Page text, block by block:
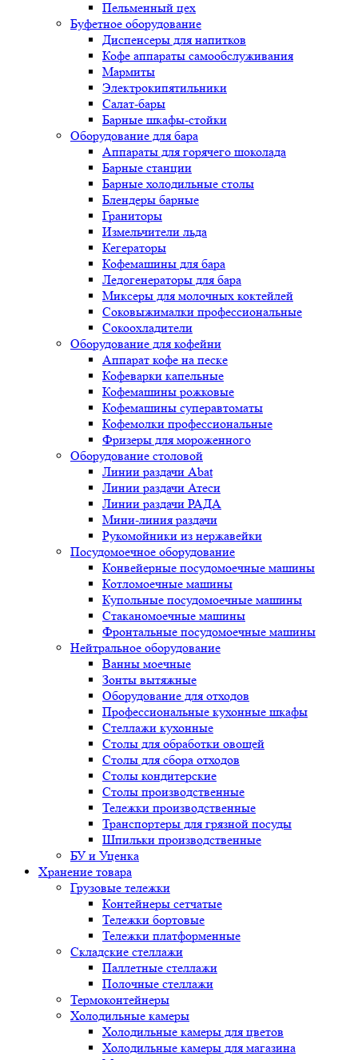
Пельменный цех
Буфетное оборудование
Диспенсеры для напитков
Кофе аппараты самообслуживания
Мармиты
Электрокипятильники
Cалат-бары
Барные шкафы-стойки
Оборудование для бара
Аппараты для горячего шоколада
Барные станции
Барные холодильные столы
Блендеры барные
Граниторы
Измельчители льда
Кегераторы
Кофемашины для бара
Ледогенераторы для бара
Миксеры для молочных коктейлей
Соковыжималки профессиональные
Сокоохладители
Оборудование для кофейни
Аппарат кофе на песке
Кофеварки капельные
Кофемашины рожковые
Кофемашины суперавтоматы
Кофемолки профессиональные
Фризеры для мороженного
Оборудование столовой
Линии раздачи Abat
Линии раздачи Атеси
Линии раздачи РАДА
Мини-линия раздачи
Рукомойники из нержавейки
Посудомоечное оборудование
Конвейерные посудомоечные машины
Котломоечные машины
Купольные посудомоечные машины
Стаканомоечные машины
Фронтальные посудомоечные машины
Нейтральное оборудование
Ванны моечные
Зонты вытяжные
Оборудование для отходов
Профессиональные кухонные шкафы
Стеллажи кухонные
Столы для обработки овощей
Столы для сбора отходов
Столы кондитерские
Столы производственные
Тележки производственные
Транспортеры для грязной посуды
Шпильки производственные
БУ и Уценка
Хранение товара
Грузовые тележки
Контейнеры сетчатые
Тележки бортовые
Тележки платформенные
Складские стеллажи
Паллетные стеллажи
Полочные стеллажи
Термоконтейнеры
Холодильные камеры
Холодильные камеры для цветов
Холодильные камеры для магазина